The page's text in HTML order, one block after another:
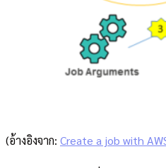
(อ้างอิงจาก: Create a job with